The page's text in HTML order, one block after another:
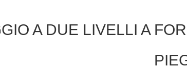
A DUE LIVELLI A